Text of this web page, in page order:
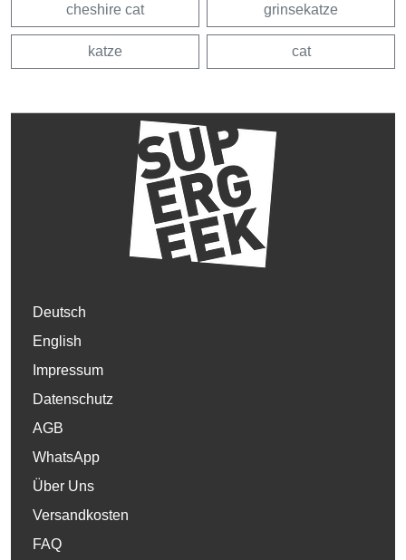
cheshire cat grinsekatze
katze cat
Deutsch
English
Impressum
Datenschutz
AGB
WhatsApp
Über Uns
Versandkosten
FAQ